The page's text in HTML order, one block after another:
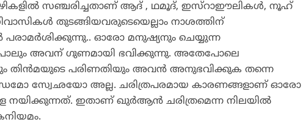
സഞ്ചരിച്ചതാണ് ആദ് , ഥമൂദ്, ഇസ്‌റാഈലികള്‍, നൂഹ്
തുടങ്ങിയവരുടെയെല്ലാം നാശത്തിന്
ഓരോ മനുഷ്യനും ചെയ്യുന്ന
അവന് ഗുണമായി ഭവിക്കുന്നു. അതേപോലെ
തിന്‍മയുടെ പരിണതിയും അവന്‍ അനുഭവിക്കുക തന്നെ
സ്വേഛയോ അല്ല. ചരിത്രപരമായ കാരണങ്ങളാണ് ഓരോ
നയിക്കുന്നത്. ഇതാണ് ഖുര്‍ആന്‍ ചരിത്രമെന്ന നിലയില്‍